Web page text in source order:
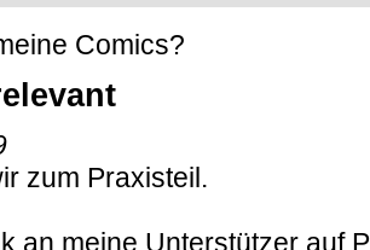
Comics?
zum Praxisteil.
an meine Unterstützer auf